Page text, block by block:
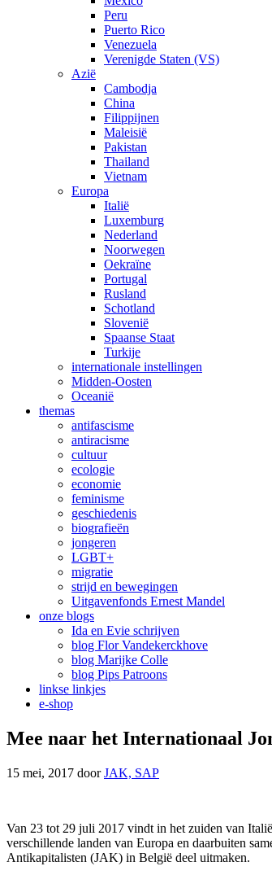
Peru
Puerto Rico
Venezuela
Verenigde Staten (VS)
Azië
Cambodja
China
Filippijnen
Maleisië
Pakistan
Thailand
Vietnam
Europa
Italië
Luxemburg
Nederland
Noorwegen
Oekraïne
Portugal
Rusland
Schotland
Slovenië
Spaanse Staat
Turkije
internationale instellingen
Midden-Oosten
Oceanië
themas
antifascisme
antiracisme
cultuur
ecologie
economie
feminisme
geschiedenis
biografieën
jongeren
LGBT+
migratie
strijd en bewegingen
Uitgavenfonds Ernest Mandel
onze blogs
Ida en Evie schrijven
blog Flor Vandekerckhove
blog Marijke Colle
blog Pips Patroons
linkse linkjes
e-shop
Mee naar het Internationaal
15 mei, 2017 doorJAK, SAP
Van 23 tot 29 juli 2017 vindt in het zuiden van
verschillende landen van Europa en daarbuiten
Antikapitalisten (JAK) in België deel uitmaken.